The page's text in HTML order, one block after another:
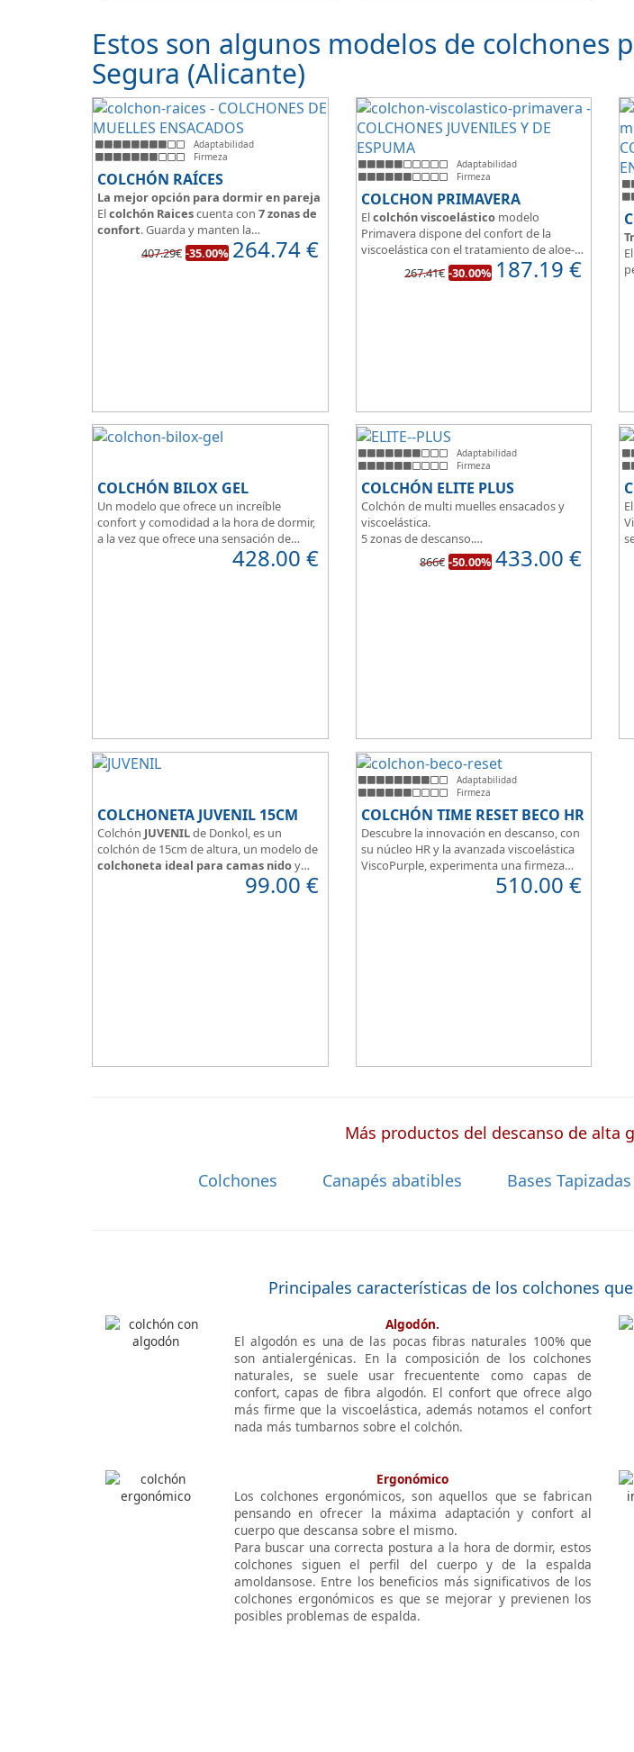
Estos son algunos modelos de colchones
Segura (Alicante)
Adaptabilidad
Firmeza
COLCHÓN RAÍCES
La mejor opción para dormir en pareja
Elcolchón Raicescuenta con 7 zonas de
confort. Guarda y manten la
independencia de lechos, un buen
colchón para dormir en pareja.
407.29€ -35.00% 264.74€
Adaptabilidad
Firmeza
COLCHON PRIMAVERA
Elcolchón viscoelásticomodelo
Primavera dispone del confort de la
viscoelástica con el tratamiento de aloe-
vera y la malla 3D para facilitar la
transpiración.
267.41€ -30.00% 187.19 €
El
COLCHÓN BILOX GEL
Un modelo que ofrece un increíble
confort y comodidad a la hora de dormir,
a la vez que ofrece una sensación de
El tejido del colchón Ultra Violet428.00 €
Adaptabilidad
Firmeza
COLCHÓN ELITE PLUS
Colchón de multi muelles ensacados y
viscoelástica.
5 zonas de descanso.
Box perimetral HR30K multiperforado.
Para personas que buscan la comodidad
866€ -50.00% 433.00 €
COLCHONETA JUVENIL 15CM
Colchón JUVENILde Donkol, es un
colchón de 15cm de altura, un modelo de
colchoneta ideal para camas nidoy
espacios con altura reducida.
núcleo de espuma de alta99.00 €
Adaptabilidad
Firmeza
COLCHÓN TIME RESET BECO HR
Descubre la innovación en descanso, con
su núcleo HR y la avanzada viscoelástica
ViscoPurple, experimenta una firmeza
media perfecta para un sueño reparador.
Disfruta de su transpirabilidad y gran
510.00 €
Más productos del descanso de alta
Colchones Canapés abatibles Bases
Principales características de los colchones
Algodón.
El algodón es una de las pocas fibras naturales 100% que
son antialergénicas. En la composición de los colchones
naturales, se suele usar frecuentente como capas de
confort, capas de fibra algodón. El confort que ofrece algo
más firme que la viscoelástica, además notamos el confort
nada más tumbarnos sobre el colchón.
Ergonómico
Los colchones ergonómicos, son aquellos que se fabrican
pensando en ofrecer la máxima adaptación y confort al
cuerpo que descansa sobre el mismo.
Para buscar una correcta postura a la hora de dormir, estos
colchones siguen el perfil del cuerpo y de la espalda
amoldansose. Entre los beneficios más significativos de los
colchones ergonómicos es que se mejorar y previenen los
posibles problemas de espalda.